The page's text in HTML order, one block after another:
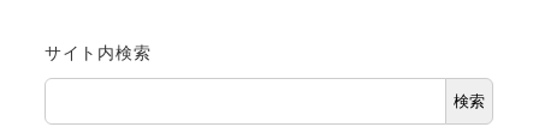
サイト内検索
検索